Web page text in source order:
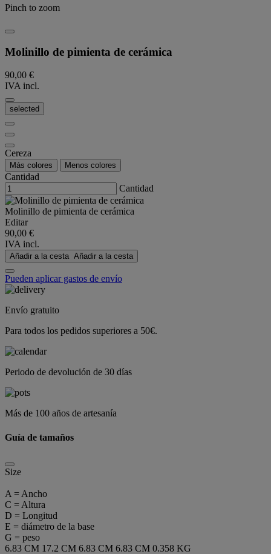
Pinch to zoom
Molinillo de pimienta de cerámica
90,00 €
IVA incl.
selected
Cereza
Más colores Menos colores
Cantidad
Cantidad
Molinillo de pimienta de cerámica
Editar
90,00 €
IVA incl.
Añadir a la cesta Añadir a la cesta
Pueden aplicar gastos de envío
Envío gratuito
Para todos los pedidos superiores a 50€.
Periodo de devolución de 30 días
Más de 100 años de artesanía
Guía de tamaños
Size
A = Ancho
C = Altura
D = Longitud
E = diámetro de la base
G = peso
6.83 CM 17.2 CM 6.83 CM 6.83 CM 0.358 KG